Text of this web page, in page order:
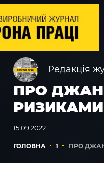
Редакція
ПРО
РИЗИКАМИ
15.09.2022
ГОЛОВНА 1 ПРО